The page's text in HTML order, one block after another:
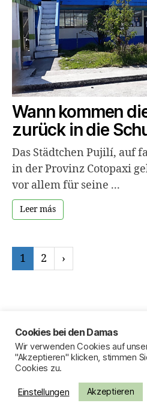
Wann kommen
zurück in die
Das Städtchen Pujilí, auf
in der Provinz Cotopaxi
vor allem für seine ...
Leer más
1 2 ›
Pie de imprenta
Política de privacidad
Contacto
Cookies bei den Damas
Wir verwenden Cookies auf
"Akzeptieren" klicken, stimmen
Cookies zu.
Einstellungen Akzeptieren